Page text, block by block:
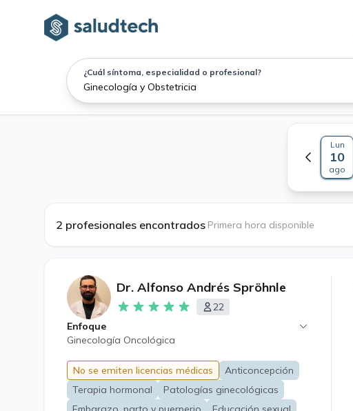
¿Cuál síntoma, especialidad o profesional?
Lun
10
ago
2 profesionales encontrados Primera hora disponible
Dr. Alfonso Andrés Spröhnle
22
Enfoque
Ginecología Oncológica
No se emiten licencias médicas
Anticoncepción
Terapia hormonal
Patologías ginecológicas